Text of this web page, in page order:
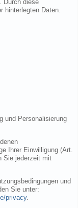
Durch diese
hinterlegten Daten.
und Personalisierung
Ihrer Einwilligung (Art.
Sie jederzeit mit
und
Sie unter:
privacy.